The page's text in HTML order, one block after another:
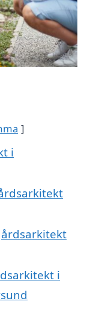
i
i